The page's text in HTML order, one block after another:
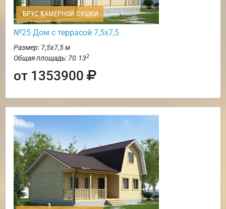
БРУС КАМЕРНОЙ СУШКИ
№25 Дом с террасой 7,5х7,5
Размер: 7,5х7,5 м
Общая площадь: 70.132
от 1353900